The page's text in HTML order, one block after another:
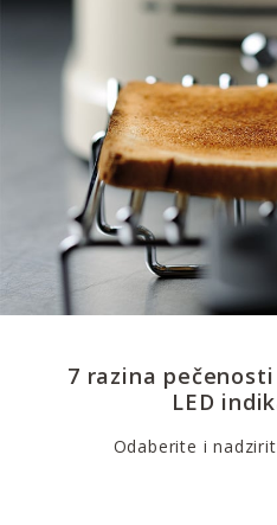
7 razina
LED
Odaberite i